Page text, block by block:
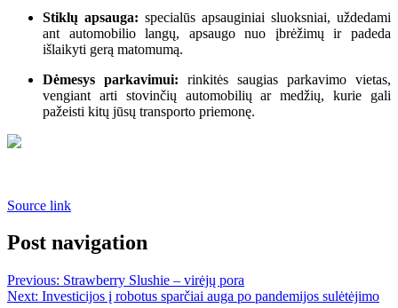
Stiklų apsauga: specialūs apsauginiai sluoksniai, uždedami
ant automobilio langų, apsaugo nuo įbrėžimų ir padeda
išlaikyti gerą matomumą.
Dėmesys parkavimui: rinkitės saugias parkavimo vietas,
vengiant arti stovinčių automobilių ar medžių, kurie gali
pažeisti kitų jūsų transporto priemonę.
Source link
Post navigation
Previous: Strawberry Slushie – virėjų pora
Next: Investicijos į robotus sparčiai auga po pandemijos sulėtėjimo